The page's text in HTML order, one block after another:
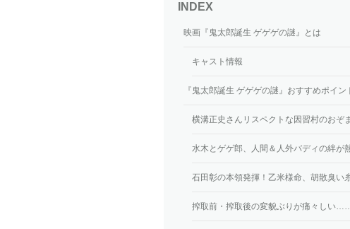
映画『鬼太郎誕生 ゲゲゲの謎』とは
キャスト情報
『鬼太郎誕生 ゲゲゲの謎』おすすめポイン
横溝正史さんリスペクトな因習村のおぞ
水木とゲゲ郎、人間＆人外バディの絆が
石田彰の本領発揮！乙米様命、胡散臭い
搾取前・搾取後の変貌ぶりが痛々しい